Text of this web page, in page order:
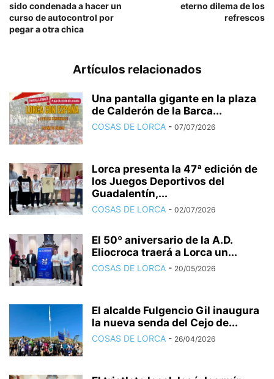
sido condenada a hacer un
curso de autocontrol por
pegar a otra chica
eterno dilema de los
refrescos
Artículos relacionados
Una pantalla gigante en la plaza
de Calderón de la Barca...
COSAS DE LORCA - 07/07/2026
Lorca presenta la 47ª edición de
los Juegos Deportivos del
Guadalentín,...
COSAS DE LORCA - 02/07/2026
El 50º aniversario de la A.D.
Eliocroca traerá a Lorca un...
COSAS DE LORCA - 20/05/2026
El alcalde Fulgencio Gil inaugura
la nueva senda del Cejo de...
COSAS DE LORCA - 26/04/2026